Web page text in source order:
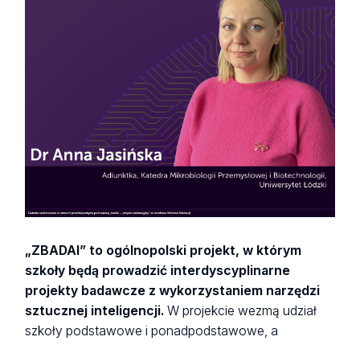
„ZBADAI” to ogólnopolski projekt, w którym
szkoły będą prowadzić interdyscyplinarne
projekty badawcze z wykorzystaniem narzędzi
sztucznej inteligencji.W projekcie wezmą udział
szkoły podstawowe i ponadpodstawowe, a